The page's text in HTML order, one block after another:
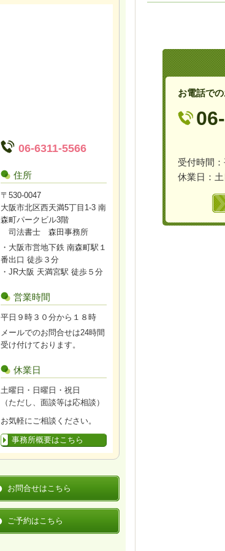
お電話で
司法
受付時間
休業日：
06-6311-5566
住所
〒530-0047
大阪市北区西天満5丁目1-3 南
森町パークビル3階
司法書士 森田事務所
・大阪市営地下鉄 南森町駅１
番出口 徒歩３分
・JR大阪 天満宮駅 徒歩５分
営業時間
平日９時３０分から１８時
メールでのお問合せは24時間
受け付けております。
休業日
土曜日・日曜日・祝日
（ただし、面談等は応相談）
お気軽にご相談ください。
事務所概要はこちら
お問合せはこちら
ご予約はこちら